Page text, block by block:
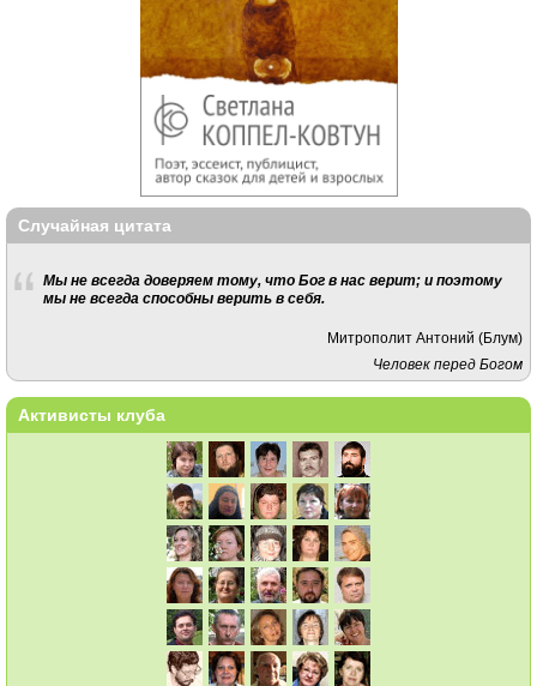
Случайная цитата
Мы не всегда доверяем тому, что Бог в нас верит; и поэтому
мы не всегда способны верить в себя.
Митрополит Антоний (Блум)
Человек перед Богом
Активисты клуба